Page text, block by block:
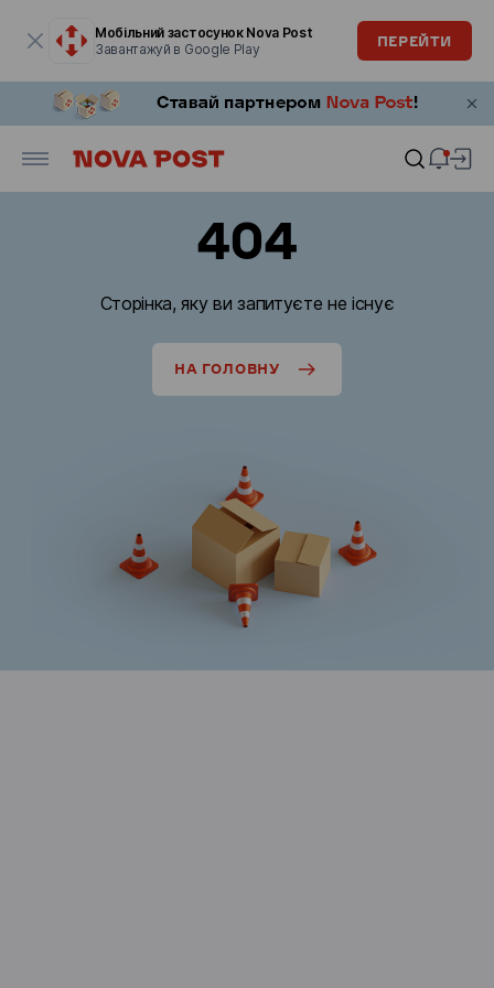
Мобільний застосунок Nova Post
Завантажуй в Google Play
ПЕРЕЙТИ
404
Сторінка, яку ви запитуєте не існує
НА ГОЛОВНУ